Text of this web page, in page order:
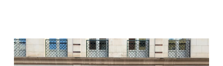
situación actual del mercado laboral de la mujer
desde su perspectiva personal. Viruet, que es